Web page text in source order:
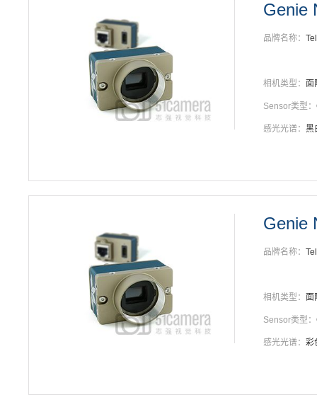
Genie
品牌名称：
相机类型： 面
Sensor类型：
感光光谱： 黑
Genie
品牌名称：
相机类型： 面
Sensor类型：
感光光谱： 彩